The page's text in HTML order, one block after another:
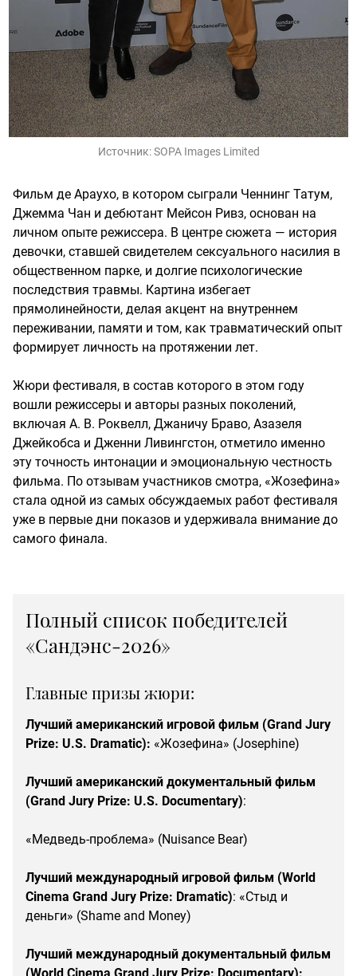
Источник:SOPA Images Limited
Фильм де Араухо, в котором сыграли Ченнинг Татум,
Джемма Чан и дебютант Мейсон Ривз, основан на
личном опыте режиссера. В центре сюжета — история
девочки, ставшей свидетелем сексуального насилия в
общественном парке, и долгие психологические
последствия травмы. Картина избегает
прямолинейности, делая акцент на внутреннем
переживании, памяти и том, как травматический опыт
формирует личность на протяжении лет.
Жюри фестиваля, в состав которого в этом году
вошли режиссеры и авторы разных поколений,
включая А. В. Роквелл, Джаничу Браво, Азазеля
Джейкобса и Дженни Ливингстон, отметило именно
эту точность интонации и эмоциональную честность
фильма. По отзывам участников смотра, «Жозефина»
стала одной из самых обсуждаемых работ фестиваля
уже в первые дни показов и удерживала внимание до
самого финала.
Полный список победителей
«Сандэнс-2026»
Главные призы жюри:
Лучший американский игровой фильм (Grand Jury
Prize: U.S. Dramatic): «Жозефина» (Josephine)
Лучший американский документальный фильм
(Grand Jury Prize: U.S. Documentary):
«Медведь-проблема» (Nuisance Bear)
Лучший международный игровой фильм (World
Cinema Grand Jury Prize: Dramatic): «Стыд и
деньги» (Shame and Money)
Лучший международный документальный фильм